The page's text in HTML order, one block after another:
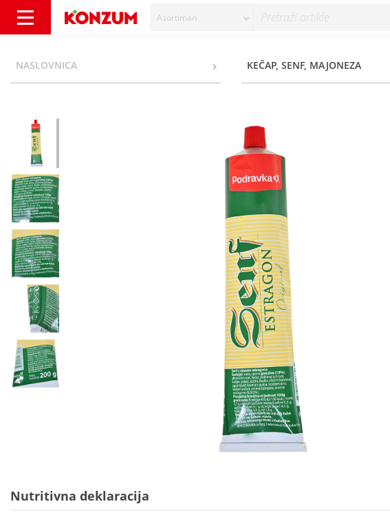
Asortiman
NASLOVNICA KEČAP, SENF, MAJONEZA
Nutritivna deklaracija